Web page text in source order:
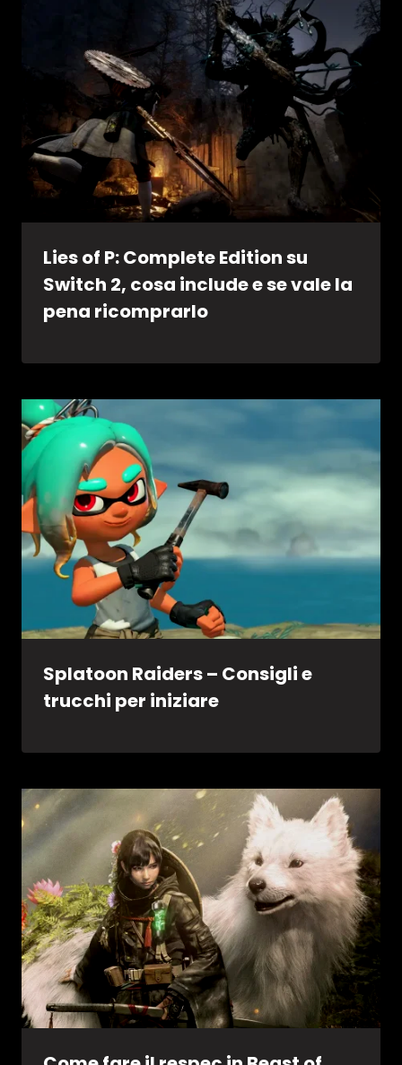
Lies of P: Complete Edition su
Switch 2, cosa include e se vale la
pena ricomprarlo
Splatoon Raiders – Consigli e
trucchi per iniziare